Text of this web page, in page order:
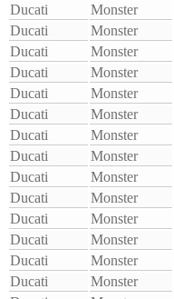
Ducati
Monster
Ducati
Monster
Ducati
Monster
Ducati
Monster
Ducati
Monster
Ducati
Monster
Ducati
Monster
Ducati
Monster
Ducati
Monster
Ducati
Monster
Ducati
Monster
Ducati
Monster
Ducati
Monster
Ducati
Monster